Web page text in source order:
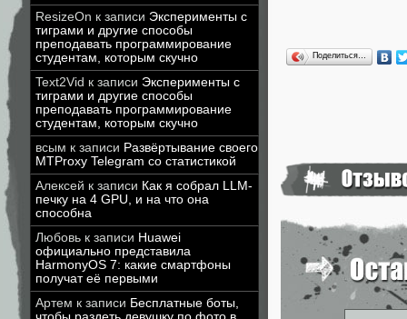
ResizeOn к записи Эксперименты с
тиграми и другие способы
преподавать программирование
студентам, которым скучно
Text2Vid к записи Эксперименты с
тиграми и другие способы
преподавать программирование
студентам, которым скучно
всым к записи Развёртывание своего
MTProxy Telegram со статистикой
Алексей к записи Как я собрал LLM-
печку на 4 GPU, и на что она
способна
Любовь к записи Huawei
официально представила
HarmonyOS 7: какие смартфоны
получат её первыми
Артем к записи Бесплатные боты,
Поделиться…